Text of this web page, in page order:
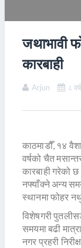
जथाभावी
कारबाही
Arjun ८
काठमाडौँ, १४
वर्षको चैत
कारबाही गरेको
नफ्याँक्ने अन्य
स्थानमा फोहर
विशेषगरी
समयमा बढी
नगर प्रहरी